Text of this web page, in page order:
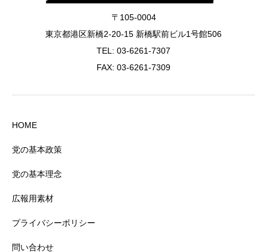
〒105-0004
東京都港区新橋2-20-15 新橋駅前ビル1号館506
TEL: 03-6261-7307
FAX: 03-6261-7309
HOME
党の基本政策
党の基本理念
広報用素材
プライバシーポリシー
問い合わせ